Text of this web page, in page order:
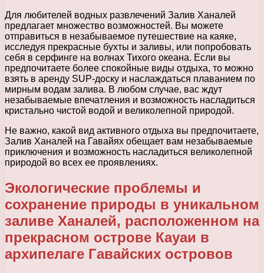
Для любителей водных развлечений Залив Ханалей
предлагает множество возможностей. Вы можете
отправиться в незабываемое путешествие на каяке,
исследуя прекрасные бухты и заливы, или попробовать
себя в серфинге на волнах Тихого океана. Если вы
предпочитаете более спокойные виды отдыха, то можно
взять в аренду SUP-доску и наслаждаться плаванием по
мирным водам залива. В любом случае, вас ждут
незабываемые впечатления и возможность насладиться
кристально чистой водой и великолепной природой.
Не важно, какой вид активного отдыха вы предпочитаете,
Залив Ханалей на Гавайях обещает вам незабываемые
приключения и возможность насладиться великолепной
природой во всех ее проявлениях.
Экологические проблемы и
сохранение природы в уникальном
заливе Ханалей, расположенном на
прекрасном острове Кауаи в
архипелаге Гавайских островов